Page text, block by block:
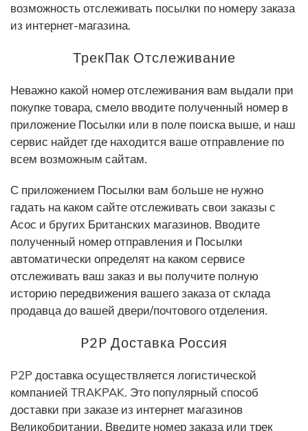
возможность отслеживать посылки по номеру заказа
из интернет-магазина.
ТрекПак Отслеживание
Неважно какой номер отслеживания вам выдали при
покупке товара, смело вводите полученный номер в
приложение Посылки или в поле поиска выше, и наш
сервис найдет где находится ваше отправление по
всем возможным сайтам.
С приложением Посылки вам больше не нужно
гадать на каком сайте отслеживать свои заказы с
Асос и бругих Британских магазинов. Вводите
полученный номер отправления и Посылки
автоматически определят на каком сервисе
отслеживать ваш заказ и вы получите полную
историю передвижения вашего заказа от склада
продавца до вашей двери/почтового отделения.
P2P Доставка Россия
P2P доставка осуществляется логистической
компанией TRAKPAK. Это популярный способ
доставки при заказе из интернет магазинов
Великобритании. Введите номер заказа или трек